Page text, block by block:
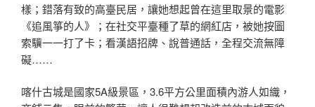
樣；錯落有致的高臺民居，讓她想起曾在這里取景的電影
《追風箏的人》；在社交平臺種了草的網紅店，被她按圖
索驥一一打了卡；看漢語招牌、說普通話，全程交流無障
礙……
喀什古城是國家5A級景區，3.6平方公里面積內游人如織，